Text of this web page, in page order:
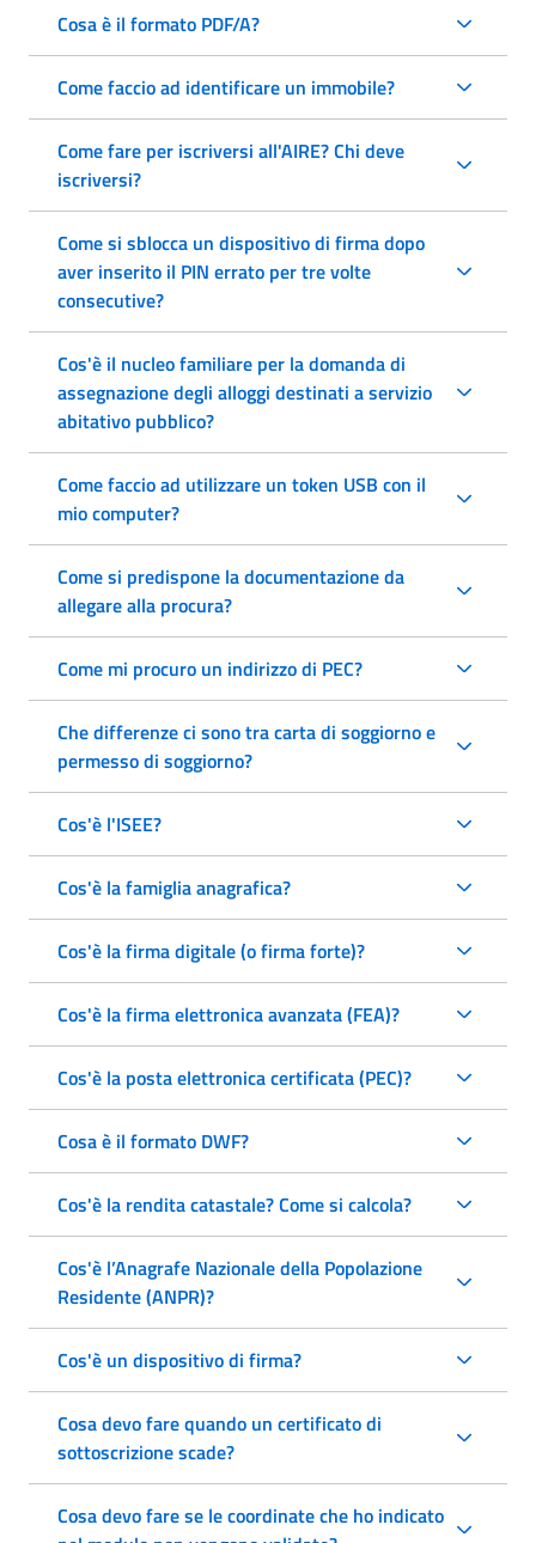
Cosa è il formato PDF/A?
Come faccio ad identificare un immobile?
Come fare per iscriversi all'AIRE? Chi deve
iscriversi?
Come si sblocca un dispositivo di firma dopo
aver inserito il PIN errato per tre volte
consecutive?
Cos'è il nucleo familiare per la domanda di
assegnazione degli alloggi destinati a servizio
abitativo pubblico?
Come faccio ad utilizzare un token USB con il
mio computer?
Come si predispone la documentazione da
allegare alla procura?
Come mi procuro un indirizzo di PEC?
Che differenze ci sono tra carta di soggiorno e
permesso di soggiorno?
Cos'è l'ISEE?
Cos'è la famiglia anagrafica?
Cos'è la firma digitale (o firma forte)?
Cos'è la firma elettronica avanzata (FEA)?
Cos'è la posta elettronica certificata (PEC)?
Cosa è il formato DWF?
Cos'è la rendita catastale? Come si calcola?
Cos'è l’Anagrafe Nazionale della Popolazione
Residente (ANPR)?
Cos'è un dispositivo di firma?
Cosa devo fare quando un certificato di
sottoscrizione scade?
Cosa devo fare se le coordinate che ho indicato